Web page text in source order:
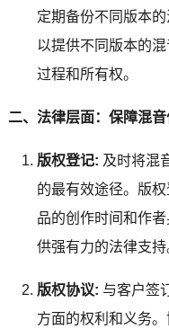
定期备份不同版本
以提供不同版本的
过程和所有权。
二、法律层面：保障混
版权登记: 及时将混
的最有效途径。版
品的创作时间和作
供强有力的法律支持
版权协议: 与客户签
方面的权利和义务